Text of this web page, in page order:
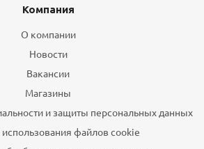
Компания
О компании
Новости
Вакансии
Магазины
и защиты персональных данных
файлов cookie